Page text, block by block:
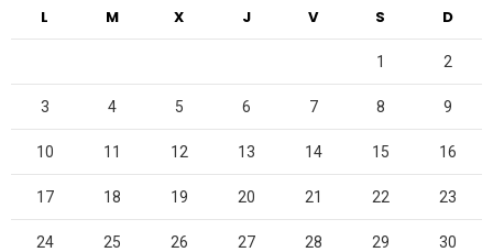
L M X J V S D
1 2
3 4 5 6 7 8 9
10 11 12 13 14 15 16
17 18 19 20 21 22 23
24 25 26 27 28 29 30